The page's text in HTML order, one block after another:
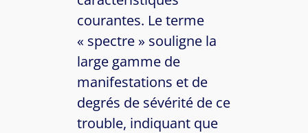
courantes. Le terme
« spectre » souligne la
large gamme de
manifestations et de
degrés de sévérité de ce
trouble, indiquant que